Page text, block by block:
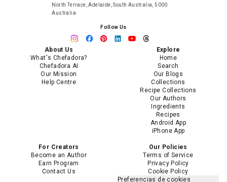
North Terrace, Adelaide, South Australia, 5000
Australia
Follow Us
About Us
What's Chefadora?
Chefadora AI
Our Mission
Help Centre
Explore
Home
Search
Our Blogs
Collections
Recipe Collections
Our Authors
Ingredients
Recipes
Android App
iPhone App
For Creators
Become an Author
Earn Program
Contact Us
Our Policies
Terms of Service
Privacy Policy
Cookie Policy
Preferencias de cookies